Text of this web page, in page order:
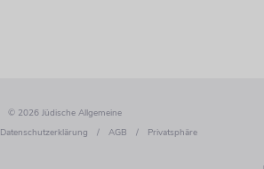
© 2026 Jüdische Allgemeine
Datenschutzerklärung / AGB / Privatsphäre